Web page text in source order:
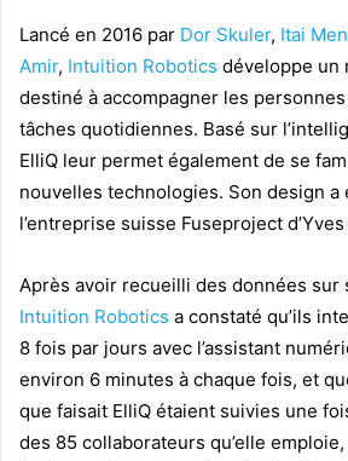
Lancé en 2016 par Dor Skuler, Itai
Amir, Intuition Robotics développe un
destiné à accompagner les
tâches quotidiennes. Basé sur
ElliQ leur permet également de se
nouvelles technologies. Son design a
l’entreprise suisse Fuseproject d’Yves
Après avoir recueilli des données sur
Intuition Robotics a constaté qu’ils
8 fois par jours avec l’assistant
environ 6 minutes à chaque fois, et
que faisait ElliQ étaient suivies une
des 85 collaborateurs qu’elle